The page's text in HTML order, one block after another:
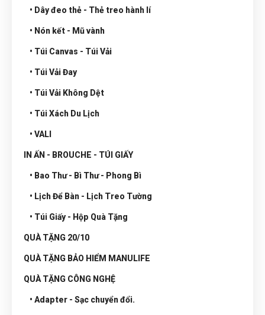
• Dây đeo thẻ - Thẻ treo hành lí
• Nón kết - Mũ vành
• Túi Canvas - Túi Vải
• Túi Vải Đay
• Túi Vải Không Dệt
• Túi Xách Du Lịch
• VALI
IN ẤN - BROUCHE - TÚI GIẤY
• Bao Thư - Bì Thư - Phong Bì
• Lịch Để Bàn - Lịch Treo Tường
• Túi Giấy - Hộp Quà Tặng
QUÀ TẶNG 20/10
QUÀ TẶNG BẢO HIỂM MANULIFE
QUÀ TẶNG CÔNG NGHỆ
• Adapter - Sạc chuyển đổi.